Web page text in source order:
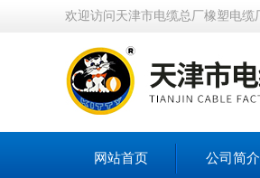
欢迎访问天津市电缆总厂橡塑电缆
网站首页 公司简介